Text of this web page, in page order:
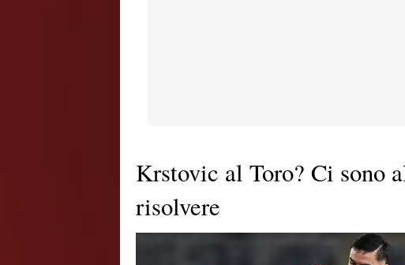
Krstovic al Toro? Ci sono
risolvere